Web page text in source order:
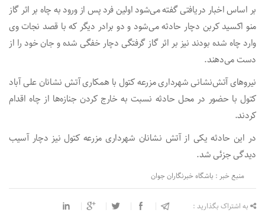
بر اساس اخبار دریافتی گفته می‌شود اولین فرد پس از ورود به چاه بر اثر گاز
منو اکسید کربن دچار حادثه می‌شود و دو برادر دیگر که با قصد نجات وی
وارد چاه شده بودند نیز بر اثر گاز گرفتگی دچار خفگی شده و جان خود را از
دست می‌دهند.
نیرو‌های آتش‌نشانی شهرداری مزرعه کتول با همکاری آتش نشانان علی آباد
کتول با حضور در محل حادثه نسبت به خارج کردن جنازه‌ها از چاه اقدام
کردند.
در این حادثه یکی از آتش نشانان شهرداری مزرعه کتول نیز دچار آسیب
دیدگی جزئی شد.
منبع خبر : باشگاه خبرنگاران جوان
به اشتراک بگذارید :